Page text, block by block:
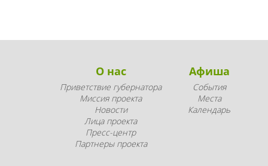
О нас
Приветствие губернатора
Миссия проекта
Новости
Лица проекта
Пресс-центр
Партнеры проекта
Афиша
События
Места
Календарь